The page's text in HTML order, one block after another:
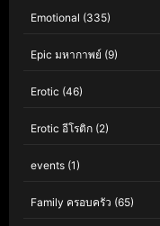
Emotional (335)
Epic มหากาพย์ (9)
Erotic (46)
Erotic อีโรติก (2)
events (1)
Family ครอบครัว (65)